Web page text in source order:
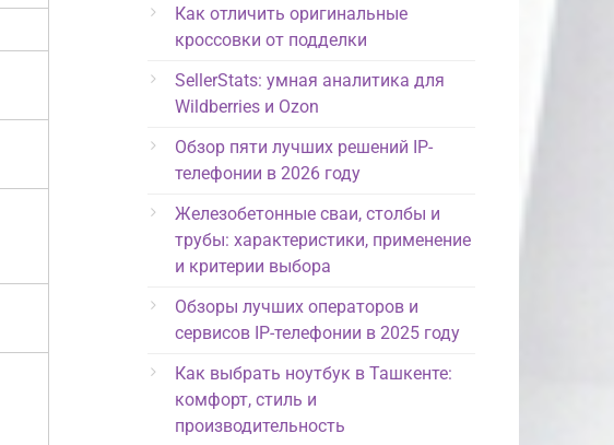
Как отличить оригинальные
кроссовки от подделки
SellerStats: умная аналитика для
Wildberries и Ozon
Обзор пяти лучших решений IP-
телефонии в 2026 году
Железобетонные сваи, столбы и
трубы: характеристики, применение
и критерии выбора
Обзоры лучших операторов и
сервисов IP-телефонии в 2025 году
Как выбрать ноутбук в Ташкенте:
комфорт, стиль и
производительность